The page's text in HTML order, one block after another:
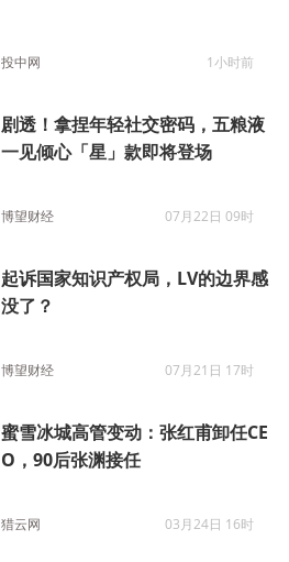
投中网 1小时前
剧透！拿捏年轻社交密码，五粮液
一见倾心「星」款即将登场
博望财经 07月22日 09时
起诉国家知识产权局，LV的边界感
没了？
博望财经 07月21日 17时
蜜雪冰城高管变动：张红甫卸任CE
O，90后张渊接任
猎云网 03月24日 16时